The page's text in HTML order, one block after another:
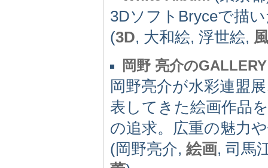
3DソフトBryceで描
(3D, 大和絵, 浮世絵,
岡野 亮介のGALLERY
岡野亮介が水彩連盟
表してきた絵画作品
の追求。広重の魅力
(岡野亮介, 絵画, 司馬